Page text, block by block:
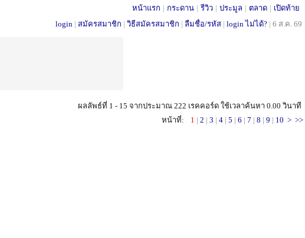
หน้าแรก | กระดาน | รีวิว | ประมูล | ตลาด | เปิดท้าย
login | สมัครสมาชิก | วิธีสมัครสมาชิก | ลืมชื่อ/รหัส | login ไม่ได้? | 6 ส.ค. 69
ผลลัพธ์ที่ 1 - 15 จากประมาณ 222 เรคคอร์ด ใช้เวลาค้นหา 0.00 วินาที
หน้าที่:
1 | 2 | 3 | 4 | 5 | 6 | 7 | 8 | 9 | 10 > >>